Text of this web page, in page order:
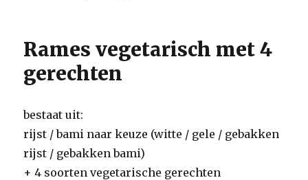
Rames vegetarisch met 4
gerechten
bestaat uit:
rijst / bami naar keuze (witte / gele / gebakken
rijst / gebakken bami)
+ 4 soorten vegetarische gerechten